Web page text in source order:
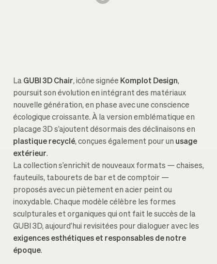
La GUBI 3D Chair, icône signée Komplot Design,
poursuit son évolution en intégrant des matériaux
nouvelle génération, en phase avec une conscience
écologique croissante. À la version emblématique en
placage 3D s’ajoutent désormais des déclinaisons en
plastique recyclé, conçues également pour un usage
extérieur.
La collection s’enrichit de nouveaux formats — chaises,
fauteuils, tabourets de bar et de comptoir —
proposés avec un piètement en acier peint ou
inoxydable. Chaque modèle célèbre les formes
sculpturales et organiques qui ont fait le succès de la
GUBI 3D, aujourd’hui revisitées pour dialoguer avec les
exigences esthétiques et responsables de notre
époque.